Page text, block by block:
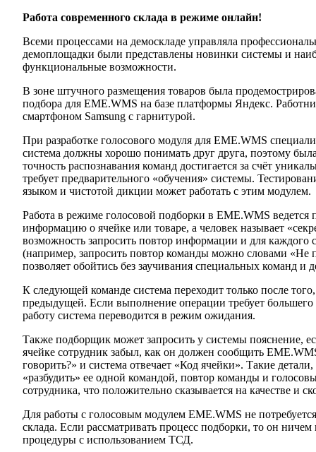
Работа современного склада в режиме онлайн!
Всеми процессами на демоскладе управляла
демоплощадки были представлены новинки системы и
функциональные возможности.
В зоне штучного размещения товаров была
подбора для EME.WMS на базе платформы Яндекс.
смартфоном Samsung с гарнитурой.
При разработке голосового модуля для EME.WMS
система должны хорошо понимать друг друга, поэтому
точность распознавания команд достигается за счёт
требует предварительного «обучения» системы.
языком и чистотой дикции может работать с этим модулем.
Работа в режиме голосовой подборки в EME.WMS
информацию о ячейке или товаре, а человек называет
возможность запросить повтор информации и для каждого
(например, запросить повтор команды можно словами
позволяет обойтись без заучивания специальных команд и
К следующей команде система переходит только после
предыдущей. Если выполнение операции требует
работу система переводится в режим ожидания.
Также подборщик может запросить у системы пояснение,
ячейке сотрудник забыл, как он должен сообщить
говорить?» и система отвечает «Код ячейки». Такие
«разбудить» ее одной командой, повтор команды и
сотрудника, что положительно сказывается на качестве и
Для работы с голосовым модулем EME.WMS не
склада. Если рассматривать процесс подборки, то он
процедуры с использованием ТСД.